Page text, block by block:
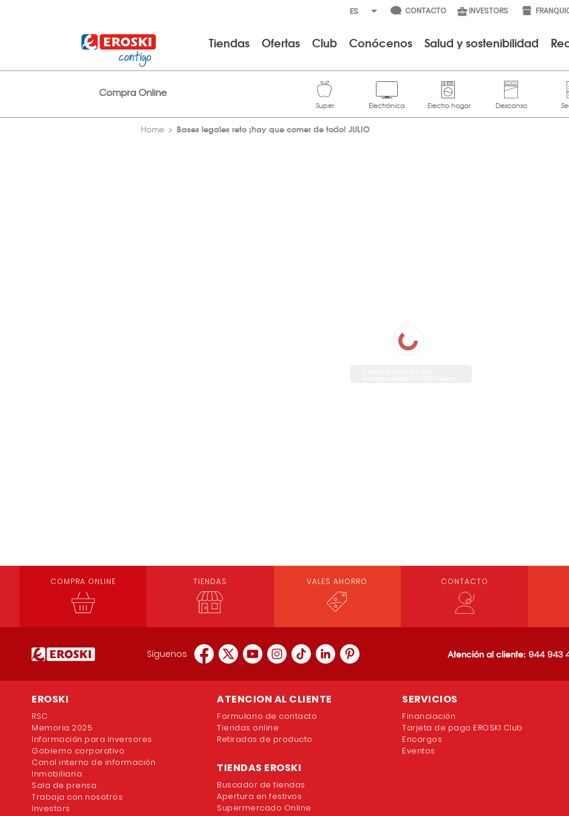
CONTACTO INVESTORS
Tiendas Ofertas Club Conócenos Salud y sostenibilidad
Compra Online
Home Bases legales reto ¡hay que comer de todo! JULIO
COMPRA ONLINE TIENDAS VALES AHORRO CONTACTO
Síguenos Atención al cliente: 944 943
EROSKI
RSC
Memoria 2025
Información para inversores
Gobierno corporativo
Canal interno de información
Inmobiliaria
Sala de prensa
Trabaja con nosotros
Investors
ATENCION AL CLIENTE
Formulario de contacto
Tiendas online
Retiradas de producto
TIENDAS EROSKI
Buscador de tiendas
Apertura en festivos
Supermercado Online
SERVICIOS
Financiación
Tarjeta de pago EROSKI Club
Encargos
Eventos